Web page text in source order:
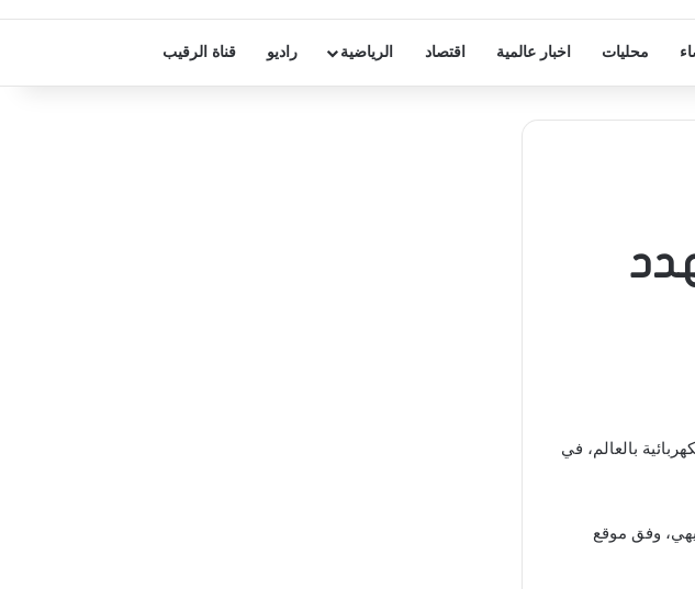
محليات اخبار عالمية اقتصاد الرياضية راديو قناة الرقيب
بالعالم، في
وفق موقع